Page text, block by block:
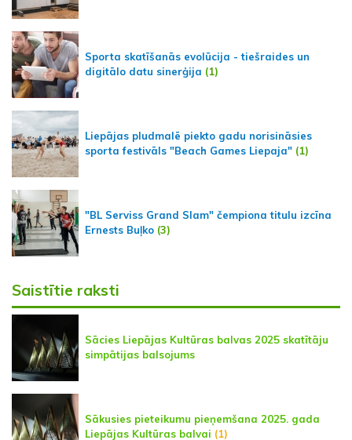
Sporta skatīšanās evolūcija - tiešraides un
digitālo datu sinerģija (1)
Liepājas pludmalē piekto gadu norisināsies
sporta festivāls "Beach Games Liepaja" (1)
"BL Serviss Grand Slam" čempiona titulu izcīna
Ernests Buļko (3)
Saistītie raksti
Sācies Liepājas Kultūras balvas 2025 skatītāju
simpātijas balsojums
Sākusies pieteikumu pieņemšana 2025. gada
Liepājas Kultūras balvai (1)